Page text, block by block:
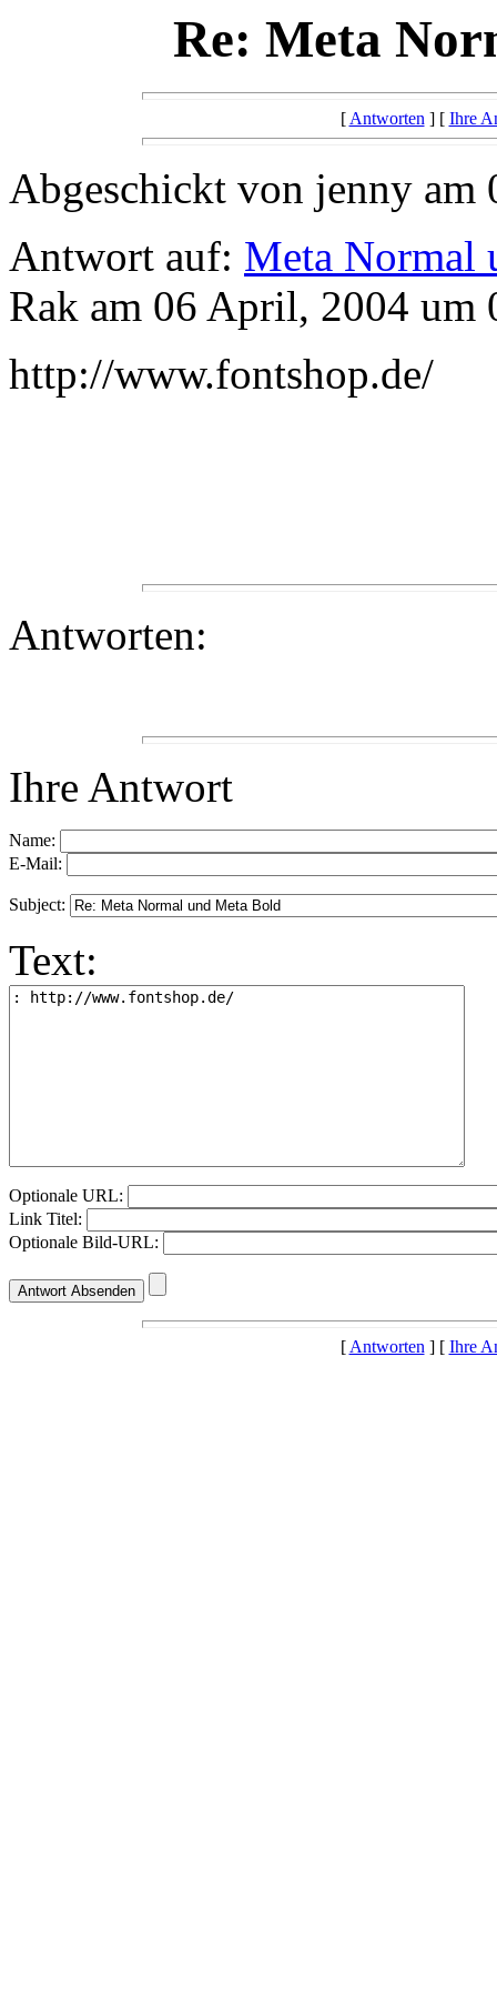
Re: Meta
[Antworten] [ Ihre
Abgeschickt von jenny
Antwort auf: Meta Normal
Rak am 06 April, 2004 um
http://www.fontshop.de/
Antworten:
Ihre Antwort
Name:
E-Mail:
Subject:
Text:
Optionale URL:
Link Titel:
Optionale Bild-URL:
[Antworten] [ Ihre